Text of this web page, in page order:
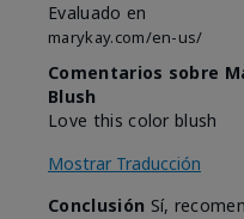
Evaluado en
marykay.com/en-us/
Comentarios sobre
Blush
Love this color blush
Mostrar Traducción
Conclusión Sí,